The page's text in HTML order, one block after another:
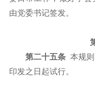
由党委书记签发。
第二十五条 本规
印发之日起试行。